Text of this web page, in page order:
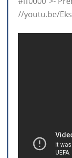
//youtu.be/